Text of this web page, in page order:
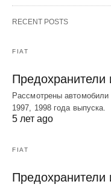
RECENT POSTS
FIAT
Предохранители
Рассмотрены
1997, 1998 года
5 лет ago
FIAT
Предохранители